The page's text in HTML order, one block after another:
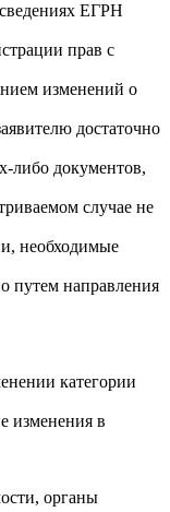
ЕГРН
прав с
изменений о
достаточно
либо документов,
случае не
необходимые
путем направления
категории
изменения в
органы